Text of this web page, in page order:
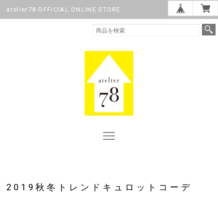
atelier78 OFFICIAL ONLINE STORE
2019秋冬トレンドキュロットコーデ